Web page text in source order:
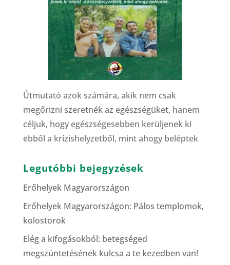
Útmutató azok számára, akik nem csak
megőrizni szeretnék az egészségüket, hanem
céljuk, hogy egészségesebben kerüljenek ki
ebből a krízishelyzetből, mint ahogy beléptek
Legutóbbi bejegyzések
Erőhelyek Magyarországon
Erőhelyek Magyarországon: Pálos templomok,
kolostorok
Elég a kifogásokból: betegséged
megszüntetésének kulcsa a te kezedben van!